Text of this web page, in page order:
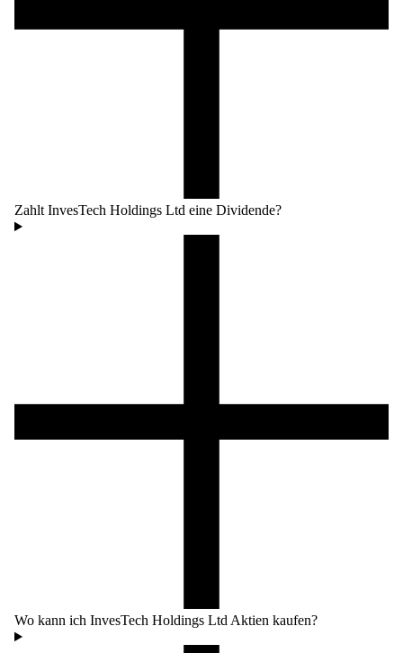
Zahlt InvesTech Holdings Ltd eine Dividende?
Wo kann ich InvesTech Holdings Ltd Aktien kaufen?